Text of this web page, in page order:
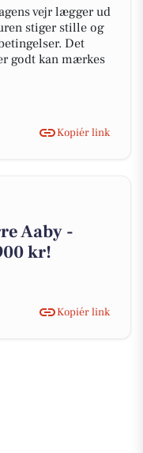
vejr lægger ud
stiger stille og
Det
godt kan mærkes
Kopiér link
Aaby -
kr!
Kopiér link